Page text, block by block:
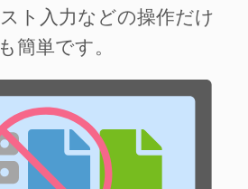
ト入力などの操作だけ
簡単です。